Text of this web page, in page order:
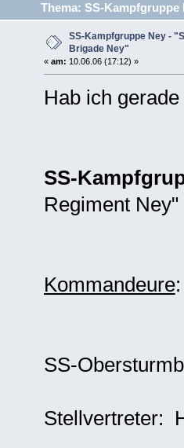
Thema: SS-
SS-Kampfgruppe Ney -
Brigade Ney"
« am: 10.06.06 (17:12) »
Hab ich
SS-
Regiment
Kommandeure:
SS-
Stellvertreter: